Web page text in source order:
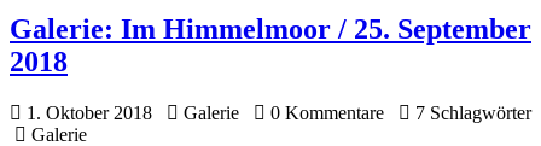
Galerie: Im Himmelmoor / 25. September
2018
1. Oktober 2018 Galerie 0 Kommentare
7 Schlagwörter
Galerie